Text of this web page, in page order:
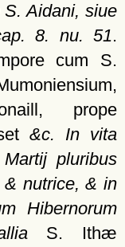
Aidani, siue
8. nu. 51.
cum S.
prope
&c. In vita
pluribus
& nutrice, & in
Hibernorum
S. Ithæ